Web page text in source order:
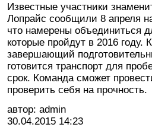
Известные участники
Лопрайс сообщили 8 апреля
что намерены объединиться
которые пройдут в 2016 году.
завершающий
готовится транспорт для
срок. Команда сможет
проверить себя на прочность.
автор: admin
30.04.2015 14:23